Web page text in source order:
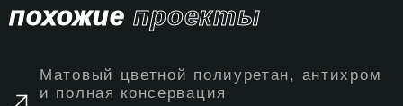
похожие проекты
Матовый цветной полиуретан, антихром
и полная консервация